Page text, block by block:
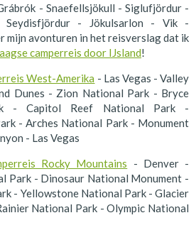
- Snaefellsjökull - Siglufjördur -
- Jökulsarlon - Vik -
mijn avonturen in het reisverslag dat ik
camperreis door IJsland!
West-Amerika - Las Vegas - Valley
Dunes - Zion National Park - Bryce
- Capitol Reef National Park -
- Arches National Park - Monument
- Las Vegas
Rocky Mountains - Denver -
Park - Dinosaur National Monument -
- Yellowstone National Park - Glacier
National Park - Olympic National